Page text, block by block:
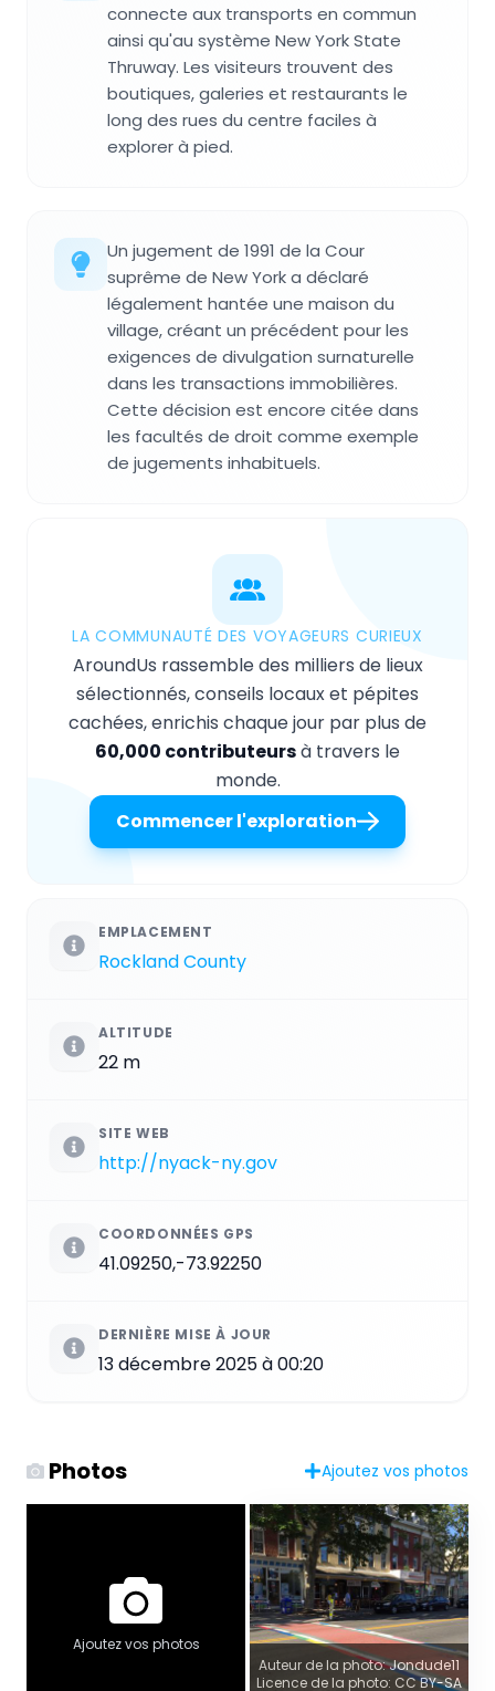
connecte aux transports en commun
ainsi qu'au système New York State
Thruway. Les visiteurs trouvent des
boutiques, galeries et restaurants le
long des rues du centre faciles à
explorer à pied.
Un jugement de 1991 de la Cour
suprême de New York a déclaré
légalement hantée une maison du
village, créant un précédent pour les
exigences de divulgation surnaturelle
dans les transactions immobilières.
Cette décision est encore citée dans
les facultés de droit comme exemple
de jugements inhabituels.
LA COMMUNAUTÉ DES VOYAGEURS CURIEUX
AroundUs rassemble des milliers de lieux
sélectionnés, conseils locaux et pépites
cachées, enrichis chaque jour par plus de
60,000 contributeursà travers le
monde.
Commencer l'exploration
EMPLACEMENT
Rockland County
ALTITUDE
22 m
SITE WEB
http://nyack-ny.gov
COORDONNÉES GPS
41.09250,-73.92250
DERNIÈRE MISE À JOUR
13 décembre 2025 à 00:20
Photos Ajoutez vos photos
Ajoutez vos photos
Auteur de la photo: Jondude11
Licence de la photo: CC BY-SA